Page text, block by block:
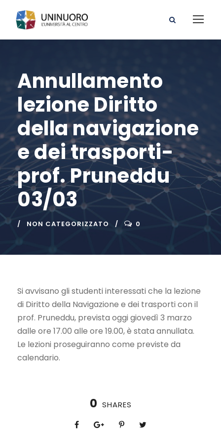
Annullamento
lezione Diritto
della navigazione
e dei trasporti-
prof. Pruneddu
03/03
NON CATEGORIZZATO 0
Si avvisano gli studenti interessati che la lezione
di Diritto della Navigazione e dei trasporti con il
prof. Pruneddu, prevista oggi giovedì 3 marzo
dalle ore 17.00 alle ore 19.00, è stata annullata.
Le lezioni proseguiranno come previste da
calendario.
0 SHARES